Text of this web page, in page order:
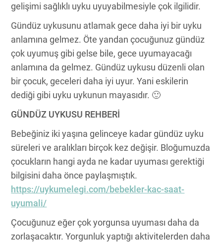
gelişimi sağlıklı uyku uyuyabilmesiyle çok ilgilidir.
Gündüz uykusunu atlamak gece daha iyi bir uyku
anlamına gelmez. Öte yandan çocuğunuz gündüz
çok uyumuş gibi gelse bile, gece uyumayacağı
anlamına da gelmez. Gündüz uykusu düzenli olan
bir çocuk, geceleri daha iyi uyur. Yani eskilerin
dediği gibi uyku uykunun mayasıdır. 🙂
GÜNDÜZ UYKUSU REHBERİ
Bebeğiniz iki yaşına gelinceye kadar gündüz uyku
süreleri ve aralıkları birçok kez değişir. Bloğumuzda
çocukların hangi ayda ne kadar uyuması gerektiği
bilgisini daha önce paylaşmıştık.
https://uykumelegi.com/bebekler-kac-saat-
uyumali/
Çocuğunuz eğer çok yorgunsa uyuması daha da
zorlaşacaktır. Yorgunluk yaptığı aktivitelerden daha